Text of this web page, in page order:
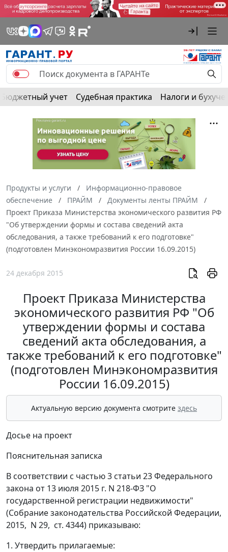
Бюджетный учет Судебная практика Налоги и
Продукты и услуги
Информационно-правовое
обеспечение
ПРАЙМ
Документы ленты ПРАЙМ
Проект Приказа Министерства экономического развития РФ
"Об утверждении формы и состава сведений акта
обследования, а также требований к его подготовке"
(подготовлен Минэкономразвития России 16.09.2015)
24 декабря 2015
Проект Приказа Министерства
экономического развития РФ "Об
утверждении формы и состава
сведений акта обследования, а
также требований к его подготовке"
(подготовлен Минэкономразвития
России 16.09.2015)
Актуальную версию документа смотрите здесь
Досье на проект
Пояснительная записка
В соответствии с частью 3 статьи 23 Федерального
закона от 13 июля 2015 г. N 218-ФЗ "О
государственной регистрации недвижимости"
(Собрание законодательства Российской Федерации,
2015, N 29, ст. 4344) приказываю:
1. Утвердить прилагаемые: